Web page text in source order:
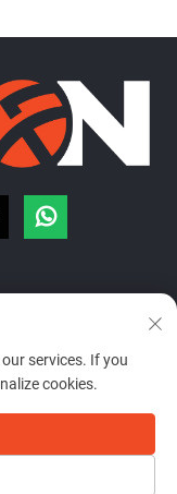
地
services. If you
cookies.